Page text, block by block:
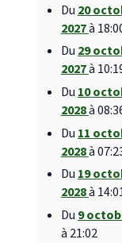
Du 20
2027à
Du29
2027à
Du 10
2028à
Du 11
2028à
Du 19
2028à
Du 9
à 21:02